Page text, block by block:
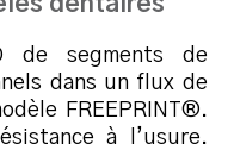
de segments de
dans un flux de
FREEPRINT®.
à l’usure.